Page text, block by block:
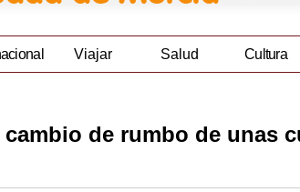
Viajar Salud Cultura
de rumbo de unas